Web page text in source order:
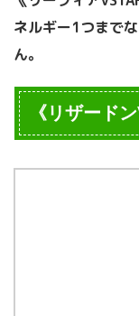
ネルギー1つまで
ん。
《リザード